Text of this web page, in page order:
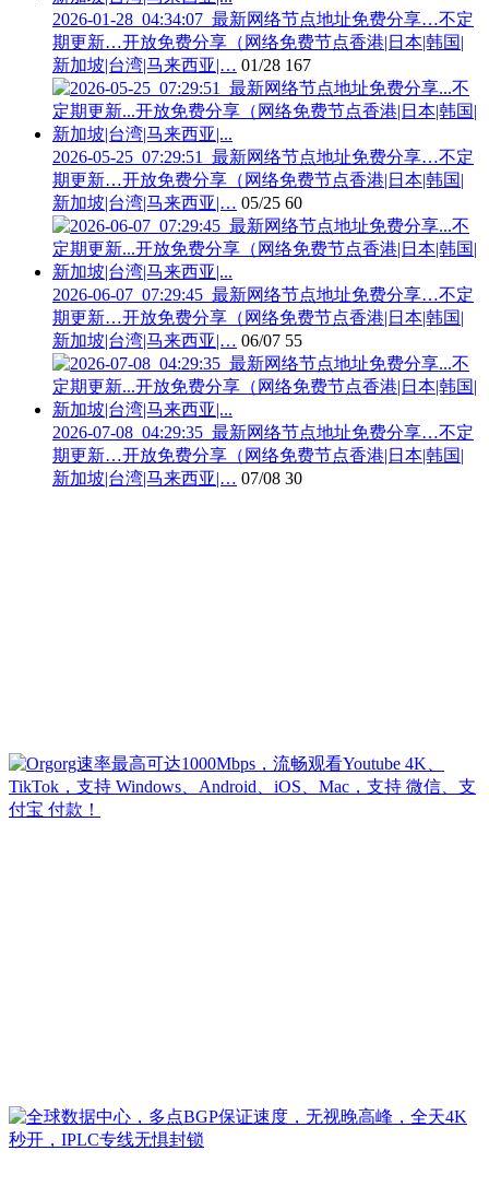
2026-01-28_04:34:07_最新网络节点地址免费分享…不定
期更新…开放免费分享（网络免费节点香港|日本|韩国|
新加坡|台湾|马来西亚|… 01/28 167
2026-05-25_07:29:51_最新网络节点地址免费分享…不定
期更新…开放免费分享（网络免费节点香港|日本|韩国|
新加坡|台湾|马来西亚|… 05/25 60
2026-06-07_07:29:45_最新网络节点地址免费分享…不定
期更新…开放免费分享（网络免费节点香港|日本|韩国|
新加坡|台湾|马来西亚|… 06/07 55
2026-07-08_04:29:35_最新网络节点地址免费分享…不定
期更新…开放免费分享（网络免费节点香港|日本|韩国|
新加坡|台湾|马来西亚|… 07/08 30